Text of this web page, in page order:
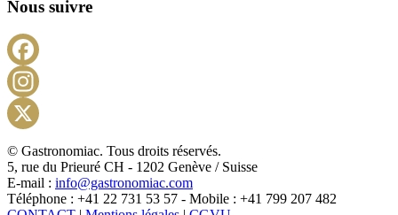
Nous suivre
X
© Gastronomiac. Tous droits réservés.
5, rue du Prieuré CH - 1202 Genève / Suisse
E-mail : info@gastronomiac.com
Téléphone : +41 22 731 53 57 - Mobile : +41 799 207 482